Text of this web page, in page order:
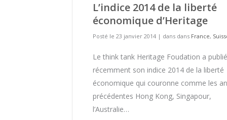
L’indice 2014 de la liberté
économique d’Heritage
Posté le 23 janvier 2014 | dans dans France,
Le think tank Heritage Foudation a publié
récemment son indice 2014 de la liberté
économique qui couronne comme les
précédentes Hong Kong, Singapour,
l’Australie…